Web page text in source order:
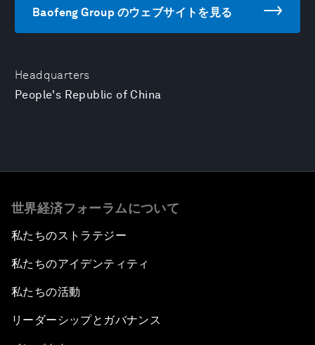
Headquarters
People's Republic of China
Baofeng Group のウェブサイトを見る
世界経済フォーラムについて
私たちのストラテジー
私たちのアイデンティティ
私たちの活動
リーダーシップとガバナンス